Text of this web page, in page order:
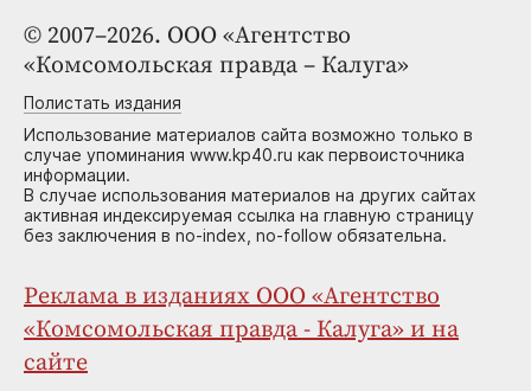
© 2007–2026. ООО «Агентство
«Комсомольская правда – Калуга»
Полистать издания
Использование материалов сайта возможно только в
случае упоминания www.kp40.ru как первоисточника
информации.
В случае использования материалов на других сайтах
активная индексируемая ссылка на главную страницу
без заключения в no-index, no-follow обязательна.
Реклама в изданиях ООО «Агентство
«Комсомольская правда - Калуга» и на
сайте